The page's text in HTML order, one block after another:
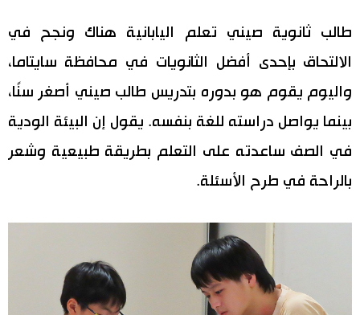
طالب ثانوية صيني تعلم اليابانية هناك ونجح في
الالتحاق بإحدى أفضل الثانويات في محافظة سايتاما،
واليوم يقوم هو بدوره بتدريس طالب صيني أصغر سنًا،
بينما يواصل دراسته للغة بنفسه. يقول إن البيئة الودية
في الصف ساعدته على التعلم بطريقة طبيعية وشعر
بالراحة في طرح الأسئلة.